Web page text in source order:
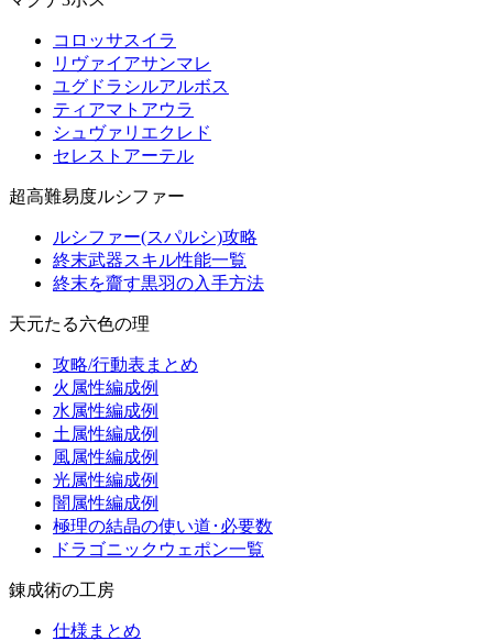
コロッサスイラ
リヴァイアサンマレ
ユグドラシルアルボス
ティアマトアウラ
シュヴァリエクレド
セレストアーテル
超高難易度ルシファー
ルシファー(スパルシ)攻略
終末武器スキル性能一覧
終末を齎す黒羽の入手方法
天元たる六色の理
攻略/行動表まとめ
火属性編成例
水属性編成例
土属性編成例
風属性編成例
光属性編成例
闇属性編成例
極理の結晶の使い道･必要数
ドラゴニックウェポン一覧
錬成術の工房
仕様まとめ